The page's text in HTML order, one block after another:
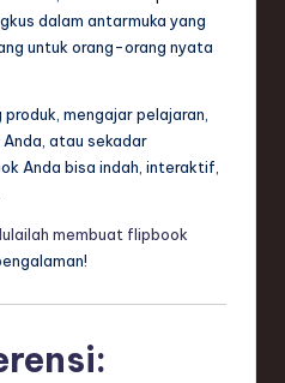
dalam antarmuka yang
untuk orang-orang nyata
mengajar pelajaran,
atau sekadar
Anda bisa indah, interaktif,
membuat flipbook